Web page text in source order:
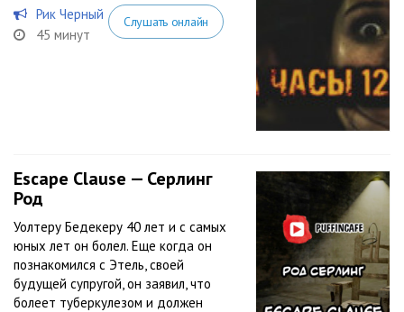
Рик Черный
45 минут
Слушать онлайн
Escape Clause — Серлинг
Род
Уолтеру Бедекеру 40 лет и с самых
юных лет он болел. Еще когда он
познакомился с Этель, своей
будущей супругой, он заявил, что
болеет туберкулезом и должен